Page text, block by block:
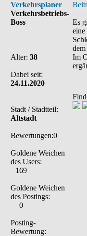
Verkehrsplaner
Verkehrsbetriebs-
Boss
Alter: 38
Dabei seit:
24.11.2020
Stadt / Stadtteil:
Altstadt
Bewertungen:0
Goldene Weichen
des Users:
169
Goldene Weichen
des Postings:
0
Posting-
Bewertung:
Es
Im